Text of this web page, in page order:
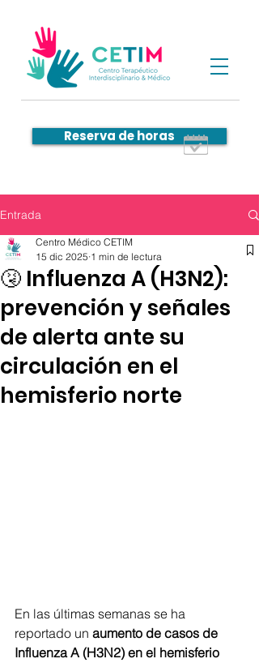
Reserva de horas
Entrada
🤧 Influenza A (H3N2):
prevención y señales
de alerta ante su
circulación en el
hemisferio norte
Centro Médico CETIM
15 dic 2025 1 min de lectura
En las últimas semanas se ha
reportado un aumento de casos de
Influenza A (H3N2) en el hemisferio